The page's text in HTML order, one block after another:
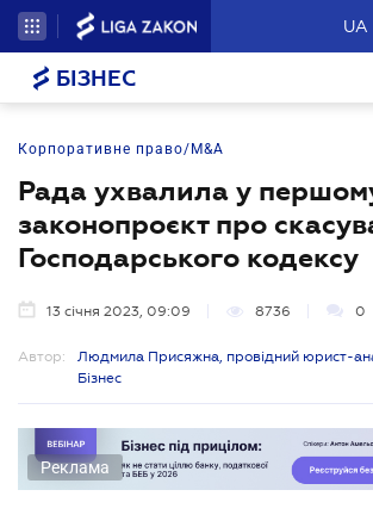
UA
БІЗНЕС
Корпоративне право/M&A
Рада ухвалила у
законопроєкт про
Господарського кодексу
13 січня 2023, 09:09 8736 0
Автор:
Людмила Присяжна, провідний юрист-
Бізнес
Реклама